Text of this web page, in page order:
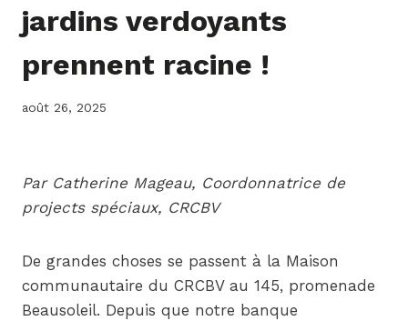
jardins verdoyants
prennent racine !
août 26, 2025
Par Catherine Mageau, Coordonnatrice de
projects spéciaux, CRCBV
De grandes choses se passent à la Maison
communautaire du CRCBV au 145, promenade
Beausoleil. Depuis que notre banque